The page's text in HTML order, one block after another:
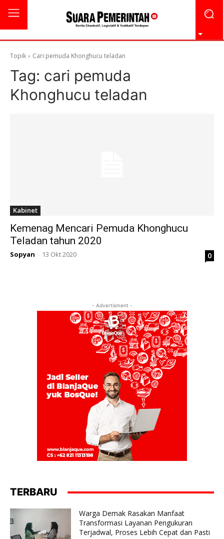
Topik Cari pemuda Khonghucu teladan
Tag: cari pemuda
Khonghucu teladan
Kabinet
Kemenag Mencari Pemuda Khonghucu
Teladan tahun 2020
Sopyan - 13 Okt 2020 0
- Advertisment -
TERBARU
Warga Demak Rasakan Manfaat
Transformasi Layanan Pengukuran
Terjadwal, Proses Lebih Cepat dan Pasti